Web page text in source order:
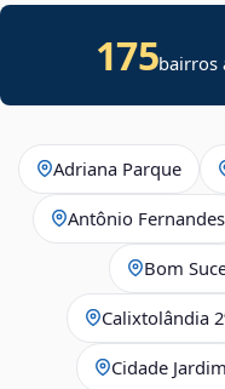
175bairros
Adriana Parque
Antônio Fernandes
Bom
Calixtolândia
Cidade Jardim